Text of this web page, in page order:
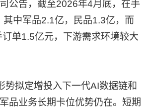
公告，截至2026年4月底，在手
其中军品2.1亿，民品1.3亿，而
单1.5亿元，下游需求环境较大
势拟定增投入下一代AI数据链和
品业务长期卡位优势仍在。短期